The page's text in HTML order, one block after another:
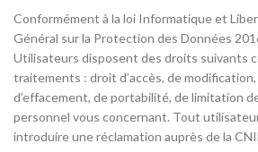
Conformément à la loi Informatique et
Général sur la Protection des Données
Utilisateurs disposent des droits suivants
traitements : droit d’accès, de modification,
d’effacement, de portabilité, de limitation
personnel vous concernant. Tout
introduire une réclamation auprès de la